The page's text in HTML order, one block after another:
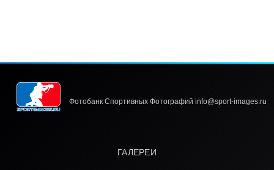
Фотобанк Спортивных Фотографий info@sport-images.ru
ГАЛЕРЕИ